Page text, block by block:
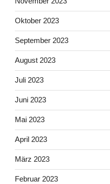
Oktober 2023
September 2023
August 2023
Juli 2023
Juni 2023
Mai 2023
April 2023
März 2023
Februar 2023